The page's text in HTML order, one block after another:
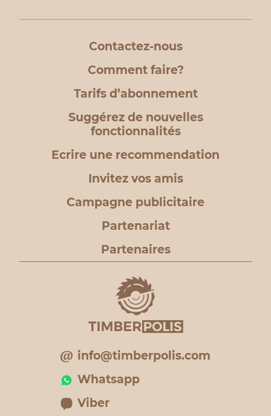
Contactez-nous
Comment faire?
Tarifs d’abonnement
Suggérez de nouvelles
fonctionnalités
Ecrire une recommendation
Invitez vos amis
Campagne publicitaire
Partenariat
Partenaires
info@timberpolis.com
Whatsapp
Viber